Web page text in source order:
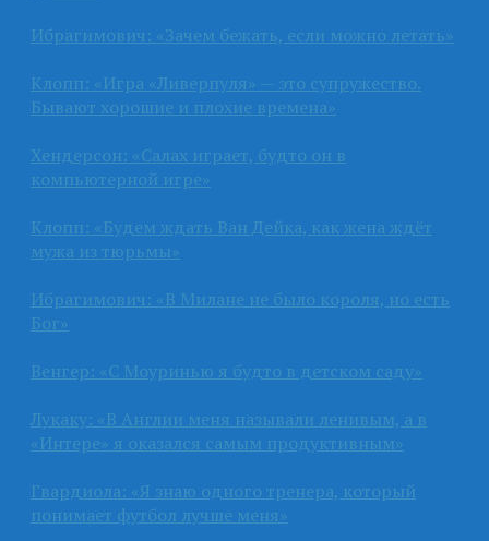
Ибрагимович: «Зачем бежать, если можно летать»
Клопп: «Игра «Ливерпуля» — это супружество.
Бывают хорошие и плохие времена»
Хендерсон: «Салах играет, будто он в
компьютерной игре»
Клопп: «Будем ждать Ван Дейка, как жена ждёт
мужа из тюрьмы»
Ибрагимович: «В Милане не было короля, но есть
Бог»
Венгер: «С Моуринью я будто в детском саду»
Лукаку: «В Англии меня называли ленивым, а в
«Интере» я оказался самым продуктивным»
Гвардиола: «Я знаю одного тренера, который
понимает футбол лучше меня»